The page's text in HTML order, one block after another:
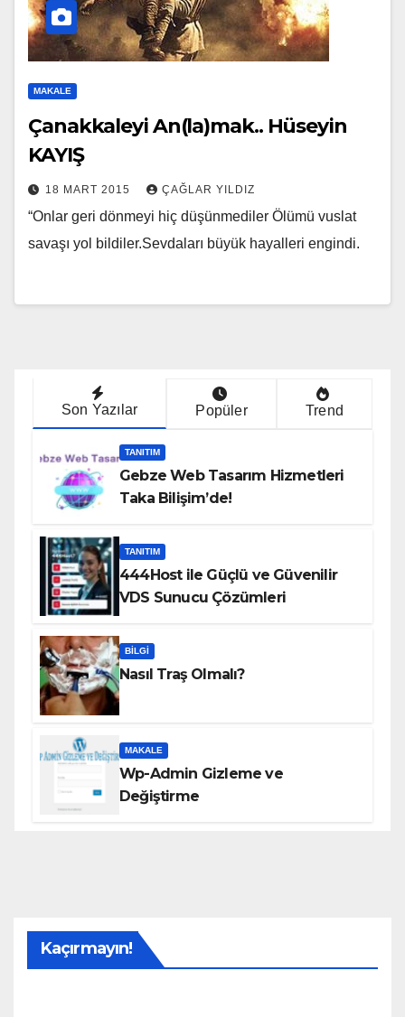
MAKALE
Çanakkaleyi An(la)mak.. Hüseyin
KAYIŞ
18 MART 2015 ÇAĞLAR YILDIZ
“Onlar geri dönmeyi hiç düşünmediler Ölümü vuslat
savaşı yol bildiler.Sevdaları büyük hayalleri engindi.
Son Yazılar Popüler Trend
TANITIM
Gebze Web Tasarım Hizmetleri
Taka Bilişim’de!
TANITIM
444Host ile Güçlü ve Güvenilir
VDS Sunucu Çözümleri
BILGI
Nasıl Traş Olmalı?
MAKALE
Wp-Admin Gizleme ve
Değiştirme
Kaçırmayın!